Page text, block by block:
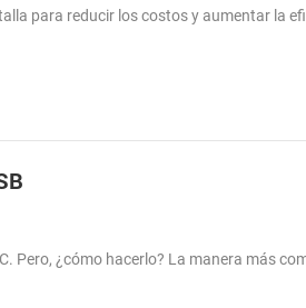
para reducir los costos y aumentar la
Pero, ¿cómo hacerlo? La manera más